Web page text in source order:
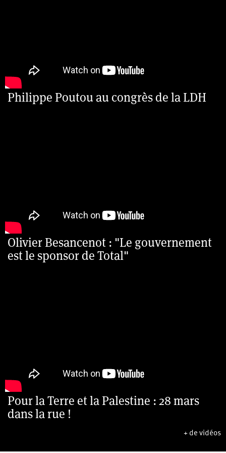
Philippe Poutou au congrès de la LDH
Olivier Besancenot : "Le gouvernement
est le sponsor de Total"
Pour la Terre et la Palestine : 28 mars
dans la rue !
+ de vidéos